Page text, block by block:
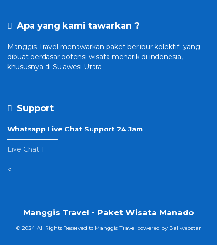
Apa yang kami tawarkan ?
Manggis Travel menawarkan paket berlibur kolektif yang
dibuat berdasar potensi wisata menarik di indonesia,
khususnya di Sulawesi Utara
Support
Whatsapp Live Chat Support 24 Jam
———————–
Live Chat 1
———————–
<
Manggis Travel - Paket Wisata Manado
© 2024 All Rights Reserved to Manggis Travel powered by Baliwebstar